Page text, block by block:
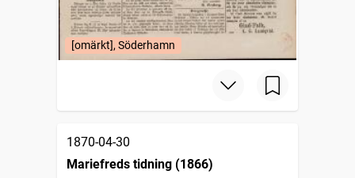
[omärkt], Söderhamn
1870-04-30
Mariefreds tidning (1866)